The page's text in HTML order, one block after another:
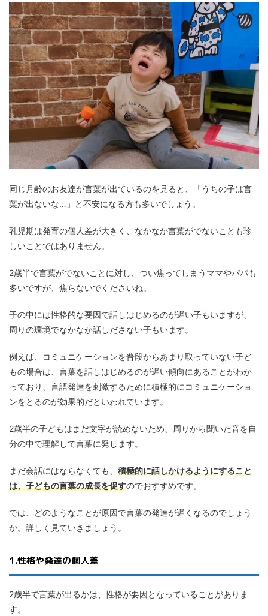
同じ月齢のお友達が言葉が出ているのを見ると、「うちの子は言
葉が出ないな…」と不安になる方も多いでしょう。
乳児期は発育の個人差が大きく、なかなか言葉がでないことも珍
しいことではありません。
2歳半で言葉がでないことに対し、つい焦ってしまうママやパパも
多いですが、焦らないでくださいね。
子の中には性格的な要因で話しはじめるのが遅い子もいますが、
周りの環境でなかなか話しださない子もいます。
例えば、コミュニケーションを普段からあまり取っていない子ど
もの場合は、言葉を話しはじめるのが遅い傾向にあることがわか
っており、言語発達を刺激するために積極的にコミュニケーショ
ンをとるのが効果的だといわれています。
2歳半の子どもはまだ文字が読めないため、周りから聞いた音を自
分の中で理解して言葉に発します。
まだ会話にはならなくても、 積極的に話しかけるようにすること
は、子どもの言葉の成長を促すのでおすすめです。
では、どのようなことが原因で言葉の発達が遅くなるのでしょう
か。詳しく見ていきましょう。
1.性格や発達の個人差
2歳半で言葉が出るかは、性格が要因となっていることがありま
す。